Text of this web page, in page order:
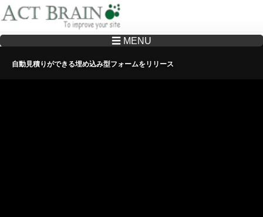
Drupalサイトの制作・保守をどこに頼んでいいか分からない方へ…まずはご相談く
☰ MENU
自動見積りができる埋め込み型フォームをリリース